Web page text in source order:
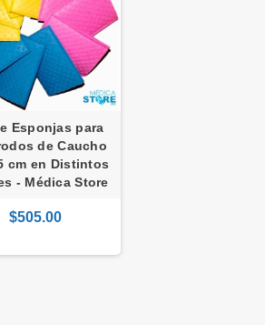
Esponjas para
de Caucho
cm en Distintos
- Médica Store
$505.00